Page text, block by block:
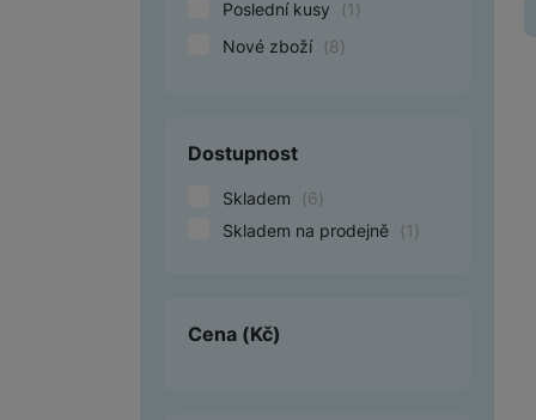
Tablety
Smart
Ventilátory
Počítače a notebooky
Péče o zdraví a tělo
Poslední kusy
(1 )
Nové zboží (8)
Dostupnost
Skladem (6)
Skladem na prodejně
(1 )
Cena (Kč)